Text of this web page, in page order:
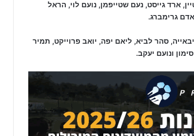
ארד גייסט, נעם שטייפמן, נועם לוי, הראל
גרימברג.
סהר לביא, ליאם יפה, יואב פרוייקט, תמיר
ונועם יעקב.